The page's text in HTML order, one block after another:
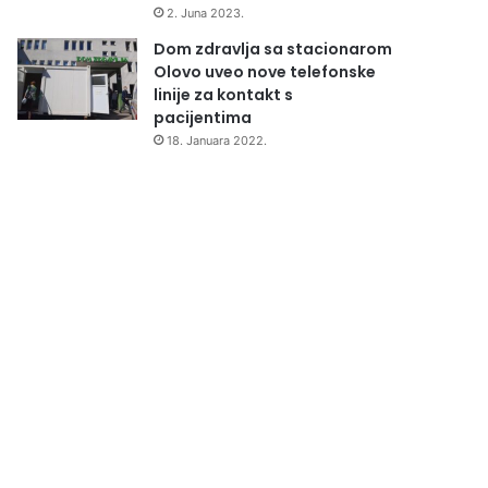
2. Juna 2023.
Dom zdravlja sa stacionarom
Olovo uveo nove telefonske
linije za kontakt s
pacijentima
18. Januara 2022.